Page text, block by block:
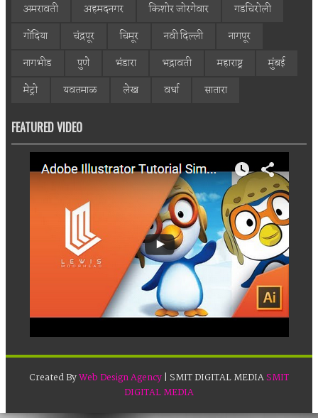
अमरावती अहमदनगर किशोर जोरगेवार
गडचिरोली
गोंदिया
चंद्रपूर चिमूर नवी दिल्ली
नागपूर
नागभीड
पुणे भंडारा भद्रावती महाराष्ट्र
मुंबई
मेट्रो
यवतमाळ लेख वर्धा सातारा
FEATURED VIDEO
Created ByWeb Design Agency| SMIT DIGITAL MEDIASMIT
DIGITAL MEDIA